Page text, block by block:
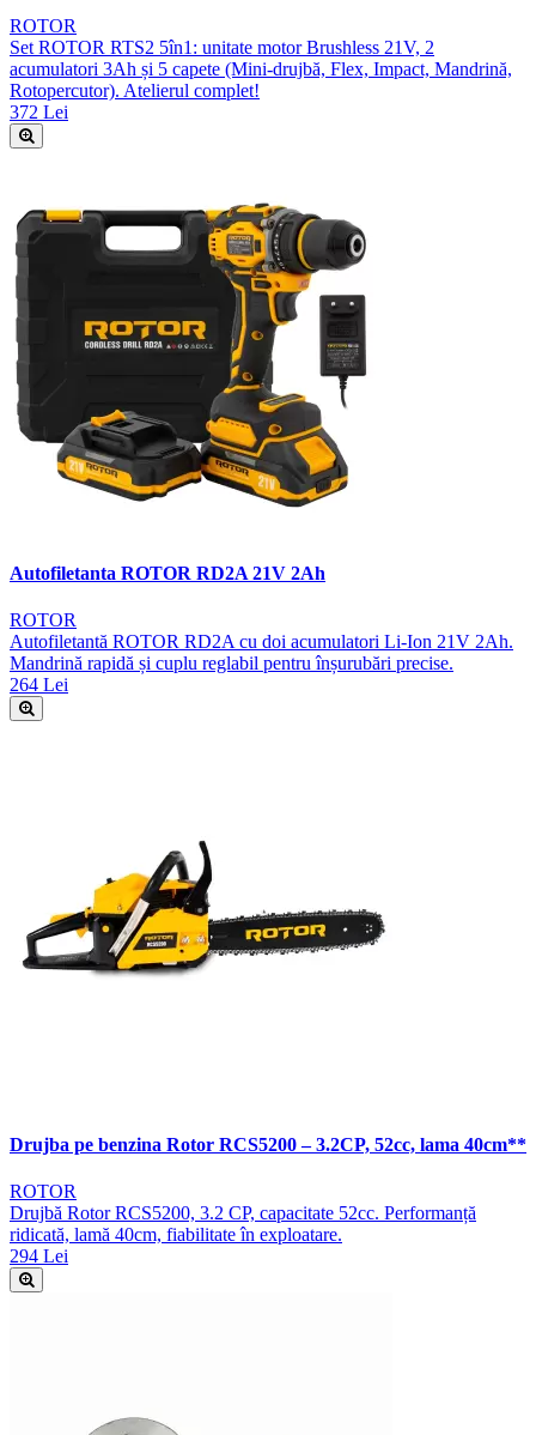
ROTOR
Set ROTOR RTS2 5în1: unitate motor Brushless 21V, 2
acumulatori 3Ah și 5 capete (Mini-drujbă, Flex, Impact, Mandrină,
Rotopercutor). Atelierul complet!
372 Lei
Autofiletanta ROTOR RD2A 21V 2Ah
ROTOR
Autofiletantă ROTOR RD2A cu doi acumulatori Li-Ion 21V 2Ah.
Mandrină rapidă și cuplu reglabil pentru înșurubări precise.
264 Lei
Drujba pe benzina Rotor RCS5200 – 3.2CP, 52cc, lama 40cm**
ROTOR
Drujbă Rotor RCS5200, 3.2 CP, capacitate 52cc. Performanță
ridicată, lamă 40cm, fiabilitate în exploatare.
294 Lei